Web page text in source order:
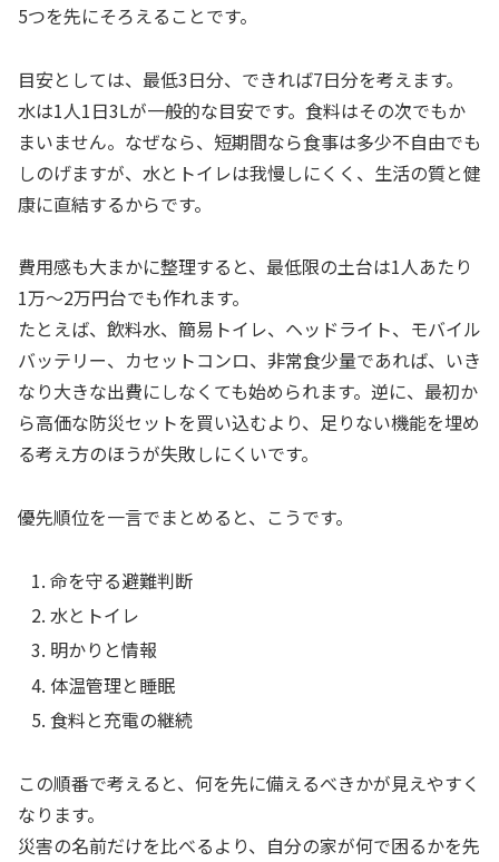
5つを先にそろえることです。
目安としては、最低3日分、できれば7日分を考えます。
水は1人1日3Lが一般的な目安です。食料はその次でもか
まいません。なぜなら、短期間なら食事は多少不自由でも
しのげますが、水とトイレは我慢しにくく、生活の質と健
康に直結するからです。
費用感も大まかに整理すると、最低限の土台は1人あたり
1万〜2万円台でも作れます。
たとえば、飲料水、簡易トイレ、ヘッドライト、モバイル
バッテリー、カセットコンロ、非常食少量であれば、いき
なり大きな出費にしなくても始められます。逆に、最初か
ら高価な防災セットを買い込むより、足りない機能を埋め
る考え方のほうが失敗しにくいです。
優先順位を一言でまとめると、こうです。
命を守る避難判断
水とトイレ
明かりと情報
体温管理と睡眠
食料と充電の継続
この順番で考えると、何を先に備えるべきかが見えやすく
なります。
災害の名前だけを比べるより、自分の家が何で困るかを先